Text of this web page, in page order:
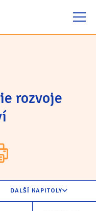
rozvoje
DALŠÍ KAPITOLY